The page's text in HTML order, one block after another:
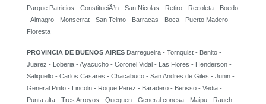
Parque Patricios - ConstituciÃ³n - San Nicolas - Retiro - Recoleta - Boedo
- Almagro - Monserrat - San Telmo - Barracas - Boca - Puerto Madero -
Floresta
PROVINCIA DE BUENOS AIRES Darregueira - Tornquist - Benito -
Juarez - Loberia - Ayacucho - Coronel Vidal - Las Flores - Henderson -
Saliquello - Carlos Casares - Chacabuco - San Andres de Giles - Junin -
General Pinto - Lincoln - Roque Perez - Baradero - Berisso - Vedia -
Punta alta - Tres Arroyos - Quequen - General conesa - Maipu - Rauch -